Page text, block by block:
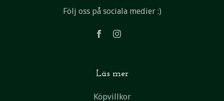
Följ oss på sociala medier :)
Läs mer
Köpvillkor